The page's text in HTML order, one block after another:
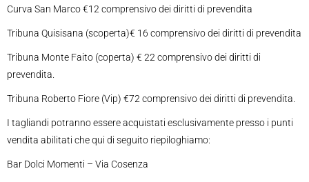
Curva San Marco €12 comprensivo dei diritti di prevendita
Tribuna Quisisana (scoperta)€ 16 comprensivo dei diritti di prevendita
Tribuna Monte Faito (coperta) € 22 comprensivo dei diritti di
prevendita.
Tribuna Roberto Fiore (Vip) €72 comprensivo dei diritti di prevendita.
I tagliandi potranno essere acquistati esclusivamente presso i punti
vendita abilitati che qui di seguito riepiloghiamo:
Bar Dolci Momenti – Via Cosenza